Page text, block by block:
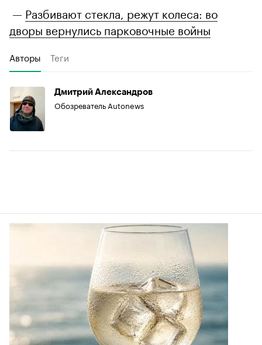
— Разбивают стекла, режут колеса: во
дворы вернулись парковочные войны
Авторы Теги
Дмитрий Александров
Обозреватель Autonews